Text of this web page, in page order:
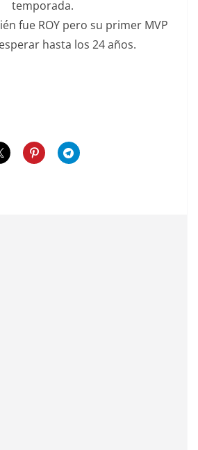
temporada.
fue ROY pero su primer MVP
hasta los 24 años.